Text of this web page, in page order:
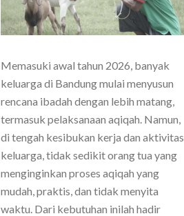
Memasuki awal tahun 2026, banyak
keluarga di Bandung mulai menyusun
rencana ibadah dengan lebih matang,
termasuk pelaksanaan aqiqah. Namun,
di tengah kesibukan kerja dan aktivitas
keluarga, tidak sedikit orang tua yang
menginginkan proses aqiqah yang
mudah, praktis, dan tidak menyita
waktu. Dari kebutuhan inilah hadir